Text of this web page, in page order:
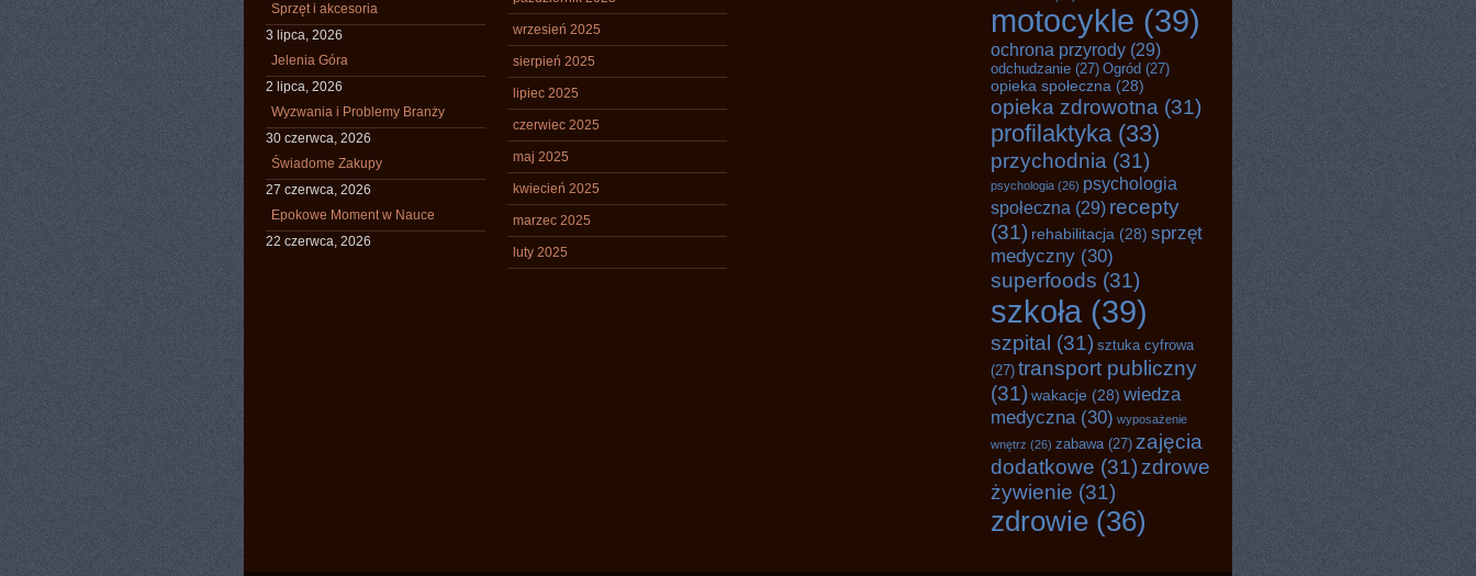
Sprzęt i akcesoria
3 lipca, 2026
Jelenia Góra
2 lipca, 2026
Wyzwania i Problemy Branży
30 czerwca, 2026
Świadome Zakupy
27 czerwca, 2026
Epokowe Moment w Nauce
22 czerwca, 2026
wrzesień 2025
sierpień 2025
lipiec 2025
czerwiec 2025
maj 2025
kwiecień 2025
marzec 2025
luty 2025
motocykle (39)
ochrona przyrody (29)
odchudzanie (27) Ogród (27)
opieka społeczna (28)
opieka zdrowotna (31)
profilaktyka(33)
przychodnia (31)
psychologia (26) psychologia
społeczna (29) recepty
(31) rehabilitacja (28) sprzęt
medyczny (30)
superfoods (31)
szkoła (39)
szpital (31) sztuka cyfrowa
(27) transport publiczny
(31) wakacje (28) wiedza
medyczna(30) wyposażenie
wnętrz (26) zabawa(27) zajęcia
dodatkowe (31) zdrowe
żywienie (31)
zdrowie (36)